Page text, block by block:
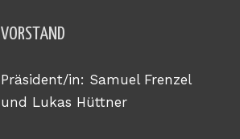
VORSTAND
Präsident/in: Samuel Frenzel
und Lukas Hüttner